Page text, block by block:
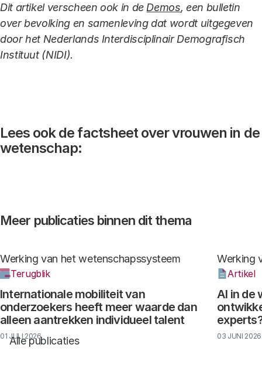
Dit artikel verscheen ook in de Demos, een bulletin
over bevolking en samenleving dat wordt uitgegeven
door het Nederlands Interdisciplinair Demografisch
Instituut (NIDI).
Lees ook de factsheet over vrouwen in de
wetenschap:
Meer publicaties binnen dit thema
Alle publicaties
Internationale mobiliteit van
onderzoekers heeft meer waarde dan
alleen aantrekken individueel talent
Werking van het wetenschapssysteem
Terugblik
01 JULI 2026
AI in de
Werking
Artikel
03 JUNI 2026